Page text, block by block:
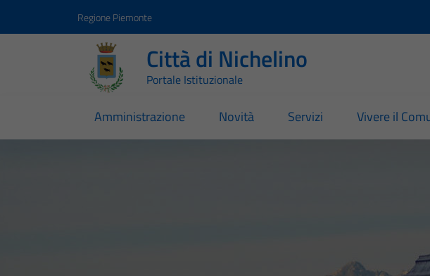
Regione Piemonte
Città di Nichelino
Portale Istituzionale
Amministrazione Novità Servizi Vivere il